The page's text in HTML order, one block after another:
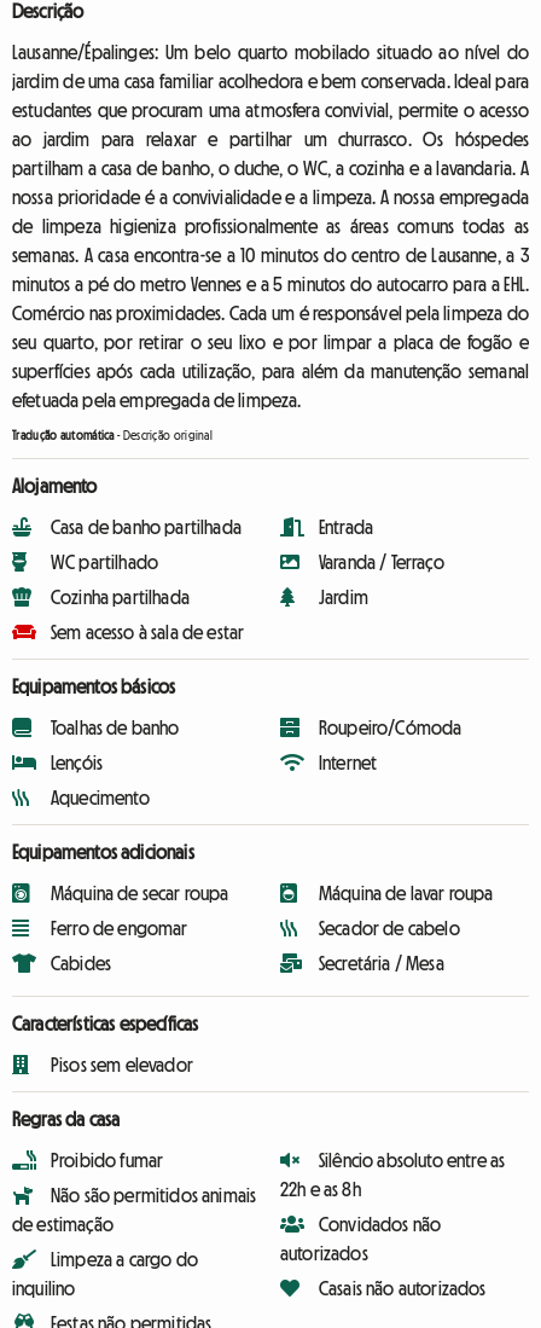
Descrição
Lausanne/Épalinges: Um belo quarto mobilado situado ao nível do
jardim de uma casa familiar acolhedora e bem conservada. Ideal para
estudantes que procuram uma atmosfera convivial, permite o acesso
ao jardim para relaxar e partilhar um churrasco. Os hóspedes
partilham a casa de banho, o duche, o WC, a cozinha e a lavandaria. A
nossa prioridade é a convivialidade e a limpeza. A nossa empregada
de limpeza higieniza profissionalmente as áreas comuns todas as
semanas. A casa encontra-se a 10 minutos do centro de Lausanne, a 3
minutos a pé do metro Vennes e a 5 minutos do autocarro para a EHL.
Comércio nas proximidades. Cada um é responsável pela limpeza do
seu quarto, por retirar o seu lixo e por limpar a placa de fogão e
superfícies após cada utilização, para além da manutenção semanal
efetuada pela empregada de limpeza.
Tradução automática- Descrição original
Alojamento
Casa de banho partilhada
WC partilhado
Cozinha partilhada
Sem acesso à sala de estar
Entrada
Varanda / Terraço
Jardim
Equipamentos básicos
Toalhas de banho
Lençóis
Aquecimento
Roupeiro/Cómoda
Internet
Equipamentos adicionais
Máquina de secar roupa
Ferro de engomar
Cabides
Máquina de lavar roupa
Secador de cabelo
Secretária / Mesa
Características específicas
Pisos sem elevador
Regras da casa
Proibido fumar
Não são permitidos animais
de estimação
Limpeza a cargo do
inquilino
Festas não permitidas
Silêncio absoluto entre as
22h e as 8h
Convidados não
autorizados
Casais não autorizados